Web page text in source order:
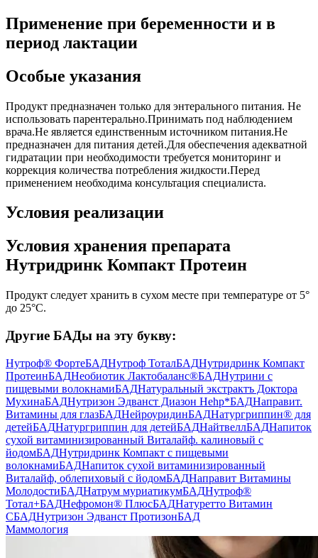
Применение при беременности и в
период лактации
Особые указания
Продукт предназначен только для энтерального питания. Не
использовать парентерально.Принимать под наблюдением
врача.Не является единственным источником питания.Не
предназначен для питания детей.Для обеспечения адекватной
гидратации при необходимости требуется мониторинг и
коррекция количества потребления жидкости.Перед
применением необходима консультация специалиста.
Условия реализации
Условия хранения препарата
Нутридринк Компакт Протеин
Продукт следует хранить в сухом месте при температуре от 5°
до 25°C.
Другие БАДы на эту букву:
Нутроф® ФортеБАДНутроф ТоталБАДНутридринк Компакт
ПротеинБАДНеобиотик Лактобаланс®БАДНутрини с
пищевыми волокнамиБАДНатуральный экстрактъ Доктора
МухинаБАДНутризон Эдванст Диазон Hehp*БАДНаправит.
Витамины для глазБАДНейроуридинБАДНатургриппин® для
детейБАДНатургриппин для детейБАДНайтвеллБАДНапиток
сухой витаминизированный Виталайф. калиновый с
йодомБАДНутридринк Компакт с пищевыми
волокнамиБАДНапиток сухой витаминизированный
Виталайф, облепиховый с йодомБАДНаправит Витамины
МолодостиБАДНатрум муриатикумБАДНутроф®
Тотал+БАДНефромон® ПлюсБАДНатуретто Витамин
CБАДНутризон Эдванст ПротизонБАД
Маммология